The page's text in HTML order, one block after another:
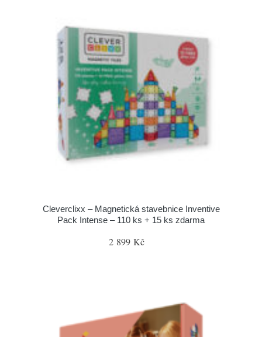
Cleverclixx – Magnetická stavebnice Inventive
Pack Intense – 110 ks + 15 ks zdarma
2 899 Kč